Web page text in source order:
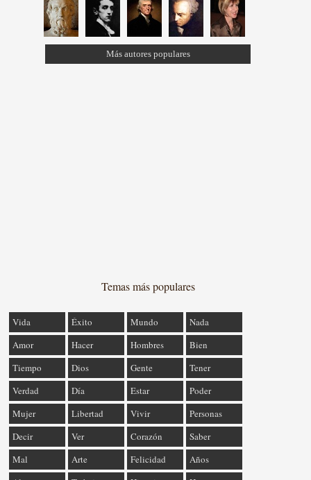
Más autores populares
Temas más populares
Vida Éxito Mundo
Nada
Amor
Hacer Hombres
Bien
Tiempo
Dios Gente
Tener
Verdad
Día Estar
Poder
Mujer
Libertad Vivir
Personas
Decir
Ver Corazón
Saber
Mal
Arte Felicidad
Años